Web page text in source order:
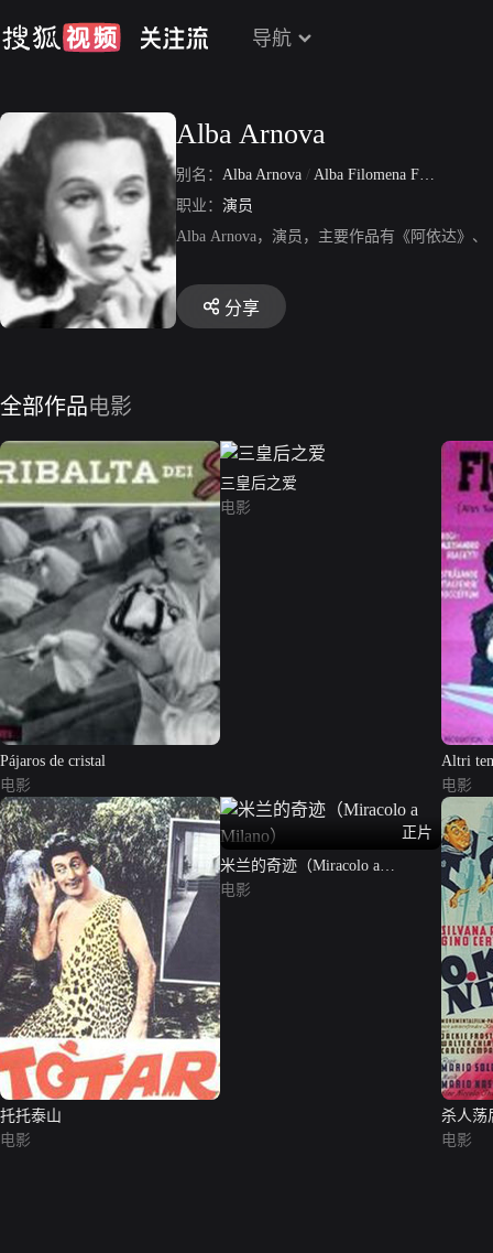
导航
Alba Arnova
别名： Alba Arnova / Alba Filomena Fossati
职业： 演员
Alba Arnova，演员，主要作品有《阿依达》
分享
全部作品电影
Pájaros de cristal
电影
三皇后之爱
电影
Altri
电影
托托泰山
电影
正片
米兰的奇迹（Miracolo a
Milano）
电影
杀人荡
电影